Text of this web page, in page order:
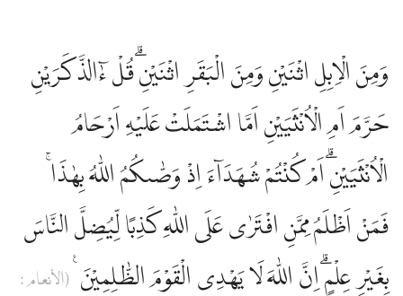
وَمِنَ الْاِبِلِ اثْنَيْنِ وَمِنَ الْبَقَرِ اثْنَيْنِۗ قُلْ ءٰۤالذَّكَرَيْنِ
حَرَّمَ اَمِ الْاُنْثَيَيْنِ اَمَّا اشْتَمَلَتْ عَلَيْهِ اَرْحَامُ
الْاُنْثَيَيْنِۗ اَمْ كُنْتُمْ شُهَدَاۤءَ اِذْ وَصّٰىكُمُ اللّٰهُ بِهٰذَاۚ
فَمَنْ اَظْلَمُ مِمَّنِ افْتَرٰى عَلَى اللّٰهِ كَذِبًا لِّيُضِلَّ النَّاسَ
بِغَيْرِ عِلْمٍۗ اِنَّ اللّٰهَ لَا يَهْدِى الْقَوْمَ الظّٰلِمِيْنَ ࣖ (الأنعام :